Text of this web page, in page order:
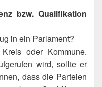
bzw. Qualifikation
in ein Parlament?
oder Kommune.
wird, sollte er
dass die Parteien